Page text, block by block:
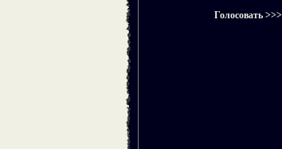
Голосовать >>>